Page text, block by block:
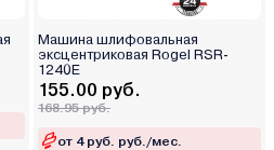
Машина шлифовальная
эксцентриковая Rogel RSR-
1240E
155.00 руб.
168.95 руб.
от 4 руб. руб./мес.